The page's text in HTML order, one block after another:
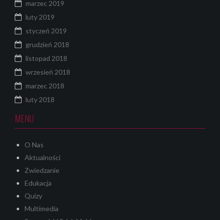
marzec 2019
luty 2019
styczeń 2019
grudzień 2018
listopad 2018
wrzesień 2018
marzec 2018
luty 2018
MENU
O Nas
Aktualności
Zwiedzanie
Edukacja
Quizy
Multimedia